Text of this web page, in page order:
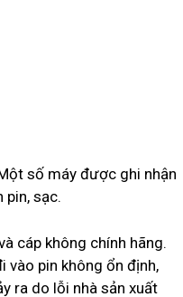
số máy được ghi nhận
sạc.
cáp không chính hãng.
vào pin không ổn định,
ra do lỗi nhà sản xuất